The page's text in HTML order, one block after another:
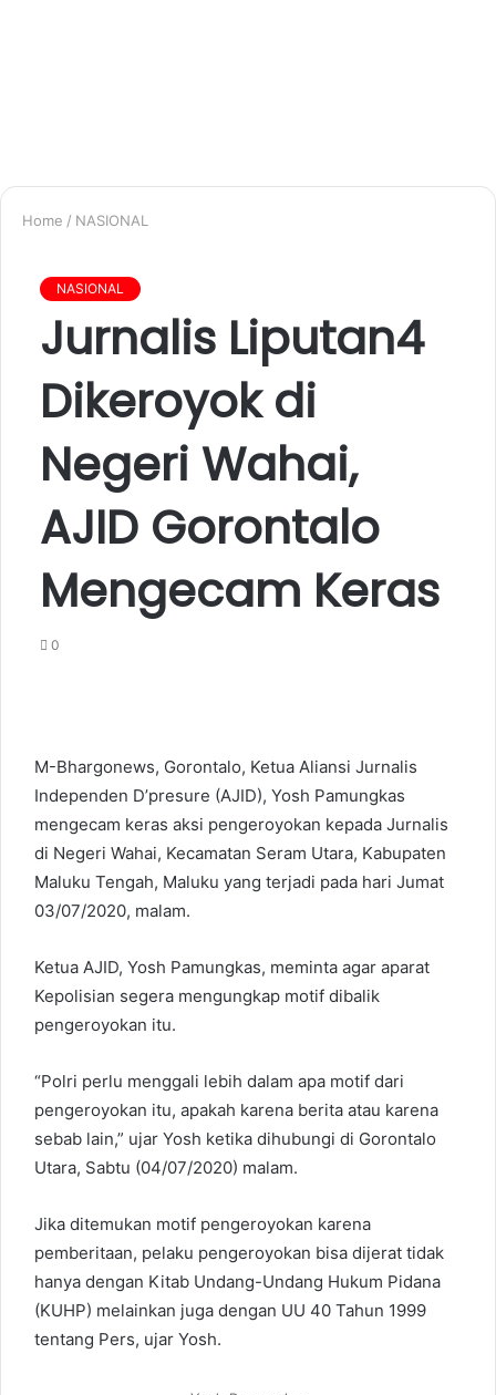
Home / NASIONAL
NASIONAL
Jurnalis Liputan4
Dikeroyok di
Negeri Wahai,
AJID Gorontalo
Mengecam Keras
0
M-Bhargonews, Gorontalo, Ketua Aliansi Jurnalis
Independen D’presure (AJID), Yosh Pamungkas
mengecam keras aksi pengeroyokan kepada Jurnalis
di Negeri Wahai, Kecamatan Seram Utara, Kabupaten
Maluku Tengah, Maluku yang terjadi pada hari Jumat
03/07/2020, malam.
Ketua AJID, Yosh Pamungkas, meminta agar aparat
Kepolisian segera mengungkap motif dibalik
pengeroyokan itu.
“Polri perlu menggali lebih dalam apa motif dari
pengeroyokan itu, apakah karena berita atau karena
sebab lain,” ujar Yosh ketika dihubungi di Gorontalo
Utara, Sabtu (04/07/2020) malam.
Jika ditemukan motif pengeroyokan karena
pemberitaan, pelaku pengeroyokan bisa dijerat tidak
hanya dengan Kitab Undang-Undang Hukum Pidana
(KUHP) melainkan juga dengan UU 40 Tahun 1999
tentang Pers, ujar Yosh.